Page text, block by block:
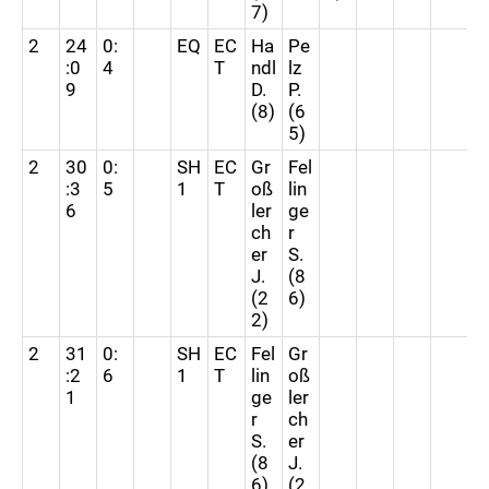
7)
2
24
:0
9
0:
4
EQ
EC
T
Ha
ndl
D.
(8)
Pe
lz
P.
(6
5)
2
30
:3
6
0:
5
SH
1
EC
T
Gr
oß
ler
ch
er
J.
(2
2)
Fel
lin
ge
r
S.
(8
6)
2
31
:2
1
0:
6
SH
1
EC
T
Fel
lin
ge
r
S.
(8
Gr
oß
ler
ch
er
J.